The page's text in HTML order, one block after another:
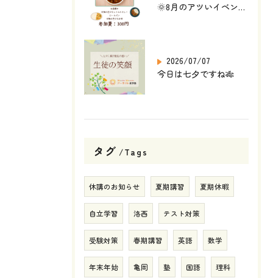
🌞8月のアツいイベント発表🎉
2026/07/07
今日は七夕ですね🎋
タグ Tags
休講のお知らせ 夏期講習 夏期休暇
自立学習 洛西 テスト対策
受験対策 春期講習 英語 数学
年末年始 亀岡 塾 国語 理科